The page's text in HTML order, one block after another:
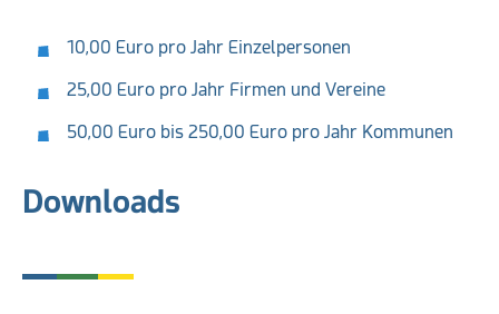
10,00 Euro pro Jahr Einzelpersonen
25,00 Euro pro Jahr Firmen und Vereine
50,00 Euro bis 250,00 Euro pro Jahr Kommunen
Downloads